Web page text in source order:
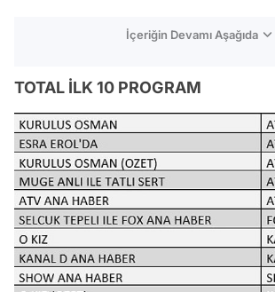
İçeriğin Devamı Aşağıda
TOTAL İLK 10 PROGRAM